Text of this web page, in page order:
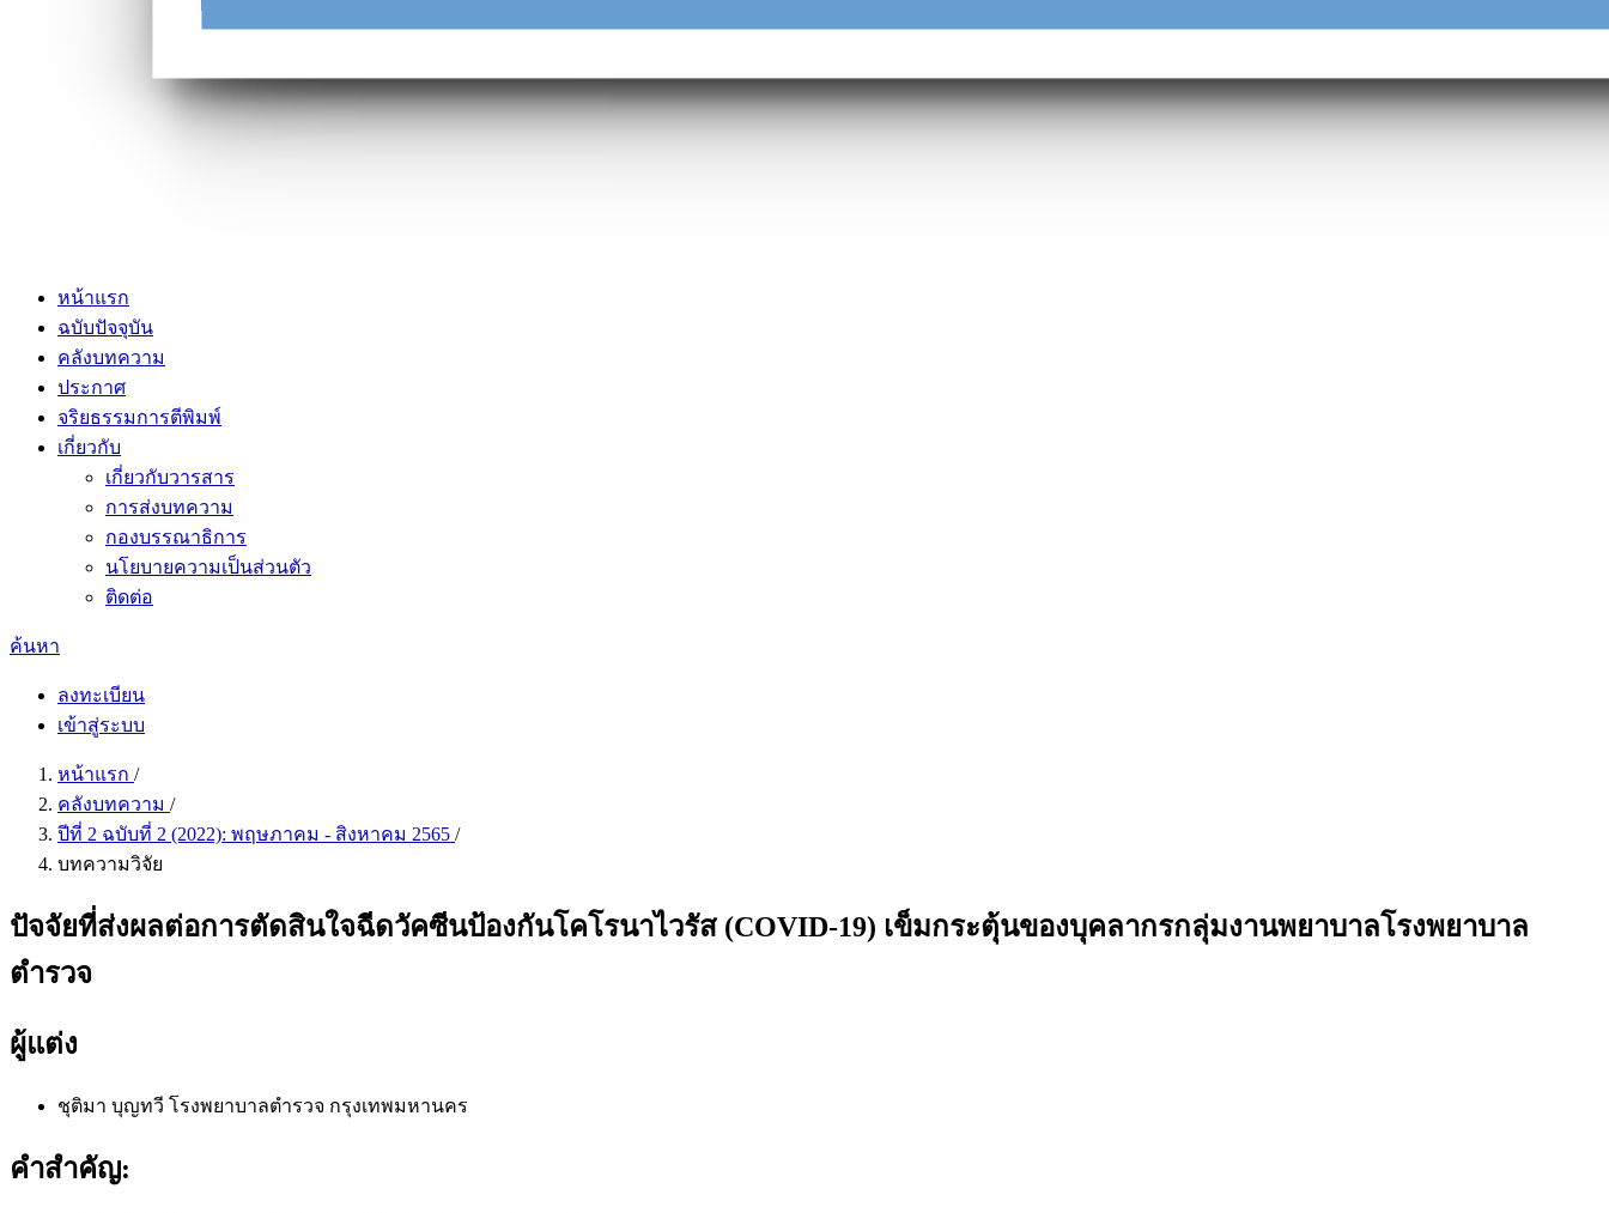
หน้าแรก
ฉบับปัจจุบัน
คลังบทความ
ประกาศ
จริยธรรมการตีพิมพ์
เกี่ยวกับ
เกี่ยวกับวารสาร
การส่งบทความ
กองบรรณาธิการ
นโยบายความเป็นส่วนตัว
ติดต่อ
ค้นหา
ลงทะเบียน
เข้าสู่ระบบ
หน้าแรก /
คลังบทความ /
ปีที่ 2 ฉบับที่ 2 (2022): พฤษภาคม - สิงหาคม 2565 /
บทความวิจัย
ปัจจัยที่ส่งผลต่อการตัดสินใจฉีดวัคซีนป้องกันโคโรนาไวรัส (COVID-19) เข็มกระตุ้นของบุคลากรกลุ่มงานพยาบาลโรงพยาบาล
ตำรวจ
ผู้แต่ง
ชุติมา บุญทวี โรงพยาบาลตำรวจ กรุงเทพมหานคร
คำสำคัญ: